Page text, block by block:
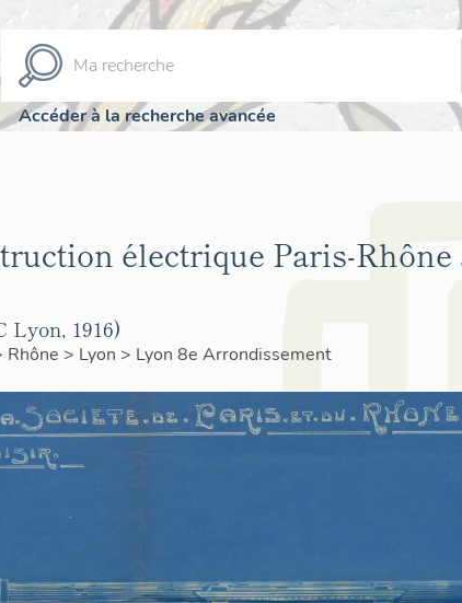
Accéder à la recherche avancée
électrique Paris-
Lyon, 1916)
Rhône > Lyon > Lyon 8e Arrondissement